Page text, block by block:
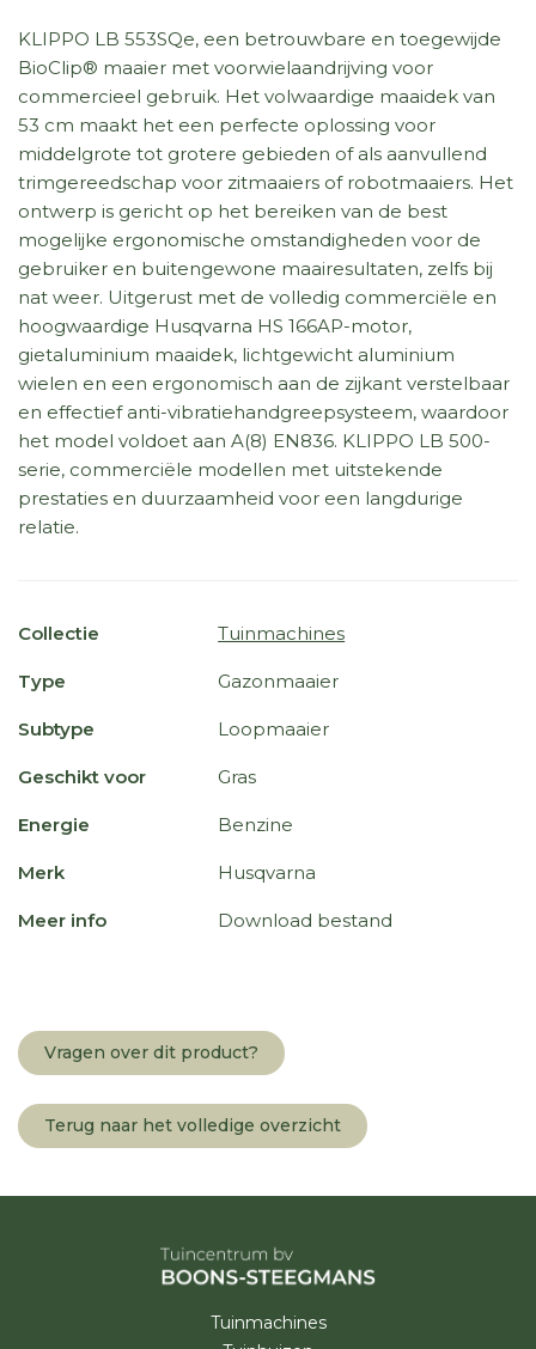
KLIPPO LB 553SQe, een betrouwbare en toegewijde
BioClip® maaier met voorwielaandrijving voor
commercieel gebruik. Het volwaardige maaidek van
53 cm maakt het een perfecte oplossing voor
middelgrote tot grotere gebieden of als aanvullend
trimgereedschap voor zitmaaiers of robotmaaiers. Het
ontwerp is gericht op het bereiken van de best
mogelijke ergonomische omstandigheden voor de
gebruiker en buitengewone maairesultaten, zelfs bij
nat weer. Uitgerust met de volledig commerciële en
hoogwaardige Husqvarna HS 166AP-motor,
gietaluminium maaidek, lichtgewicht aluminium
wielen en een ergonomisch aan de zijkant verstelbaar
en effectief anti-vibratiehandgreepsysteem, waardoor
het model voldoet aan A(8) EN836. KLIPPO LB 500-
serie, commerciële modellen met uitstekende
prestaties en duurzaamheid voor een langdurige
relatie.
Collectie Tuinmachines
Type Gazonmaaier
Subtype Loopmaaier
Geschikt voor Gras
Energie Benzine
Merk Husqvarna
Meer info Download bestand
Vragen over dit product?
Terug naar het volledige overzicht
Tuinmachines